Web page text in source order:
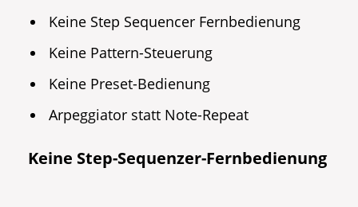
Keine Step Sequencer Fernbedienung
Keine Pattern-Steuerung
Keine Preset-Bedienung
Arpeggiator statt Note-Repeat
Keine Step-Sequenzer-Fernbedienung